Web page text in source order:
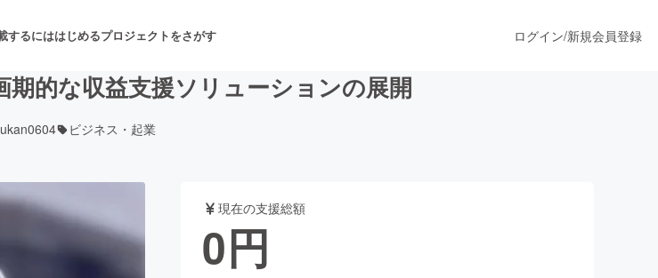
するにははじめるプロジェクトをさがす
舞台・パフォーマンス
ログイン/新規会員登録
的な収益支援ソリューションの展開
ビジネス・起業
現在の支援総額
0円